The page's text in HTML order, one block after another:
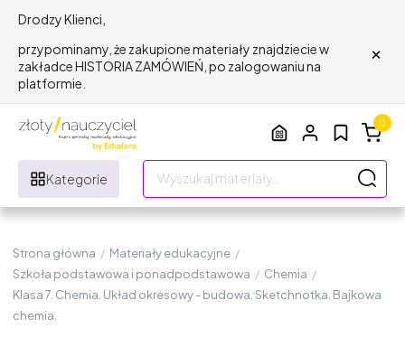
Drodzy Klienci,
przypominamy, że zakupione materiały znajdziecie w
zakładce HISTORIA ZAMÓWIEŃ, po zalogowaniu na
platformie.
×
Kategorie
0
Strona główna / Materiały edukacyjne /
Szkoła podstawowa i ponadpodstawowa / Chemia /
Klasa 7. Chemia. Układ okresowy - budowa. Sketchnotka. Bajkowa
chemia.